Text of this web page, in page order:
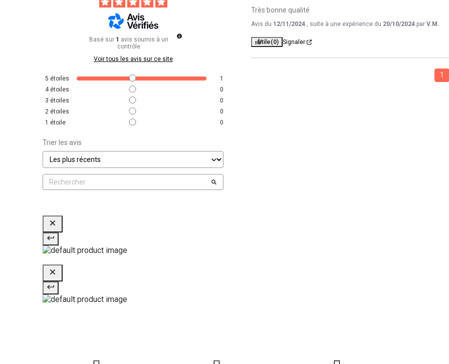
Basé sur 1 avis soumis à un
contrôle
Voir tous les avis sur ce site
5 étoiles
1
4 étoiles
0
3 étoiles
0
2 étoiles
0
1 étoile 0
Trier les avis
Très bonne qualité
Avis du 12/11/2024 , suite à une expérience du 20/10/2024 par V.M.
Utile(0) Signaler
1